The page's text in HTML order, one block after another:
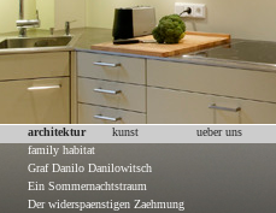
architektur
family habitat
Graf Danilo Danilowitsch
Ein Sommernachtstraum
Der widerspaenstigen Zaehmung
kunst ueber uns